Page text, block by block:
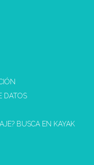
DATOS
BUSCA EN KAYAK